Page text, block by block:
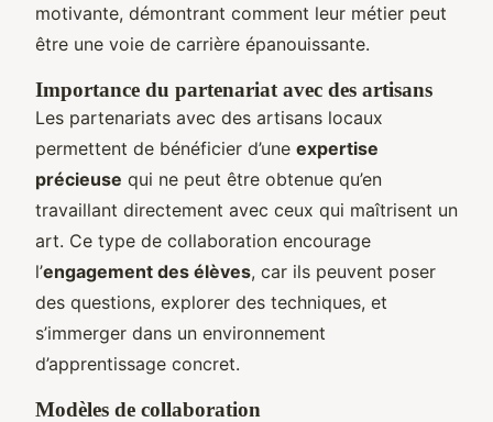
motivante, démontrant comment leur métier peut
être une voie de carrière épanouissante.
Importance du partenariat avec des artisans
Les partenariats avec des artisans locaux
permettent de bénéficier d’une expertise
précieuse qui ne peut être obtenue qu’en
travaillant directement avec ceux qui maîtrisent un
art. Ce type de collaboration encourage
l’engagement des élèves, car ils peuvent poser
des questions, explorer des techniques, et
s’immerger dans un environnement
d’apprentissage concret.
Modèles de collaboration